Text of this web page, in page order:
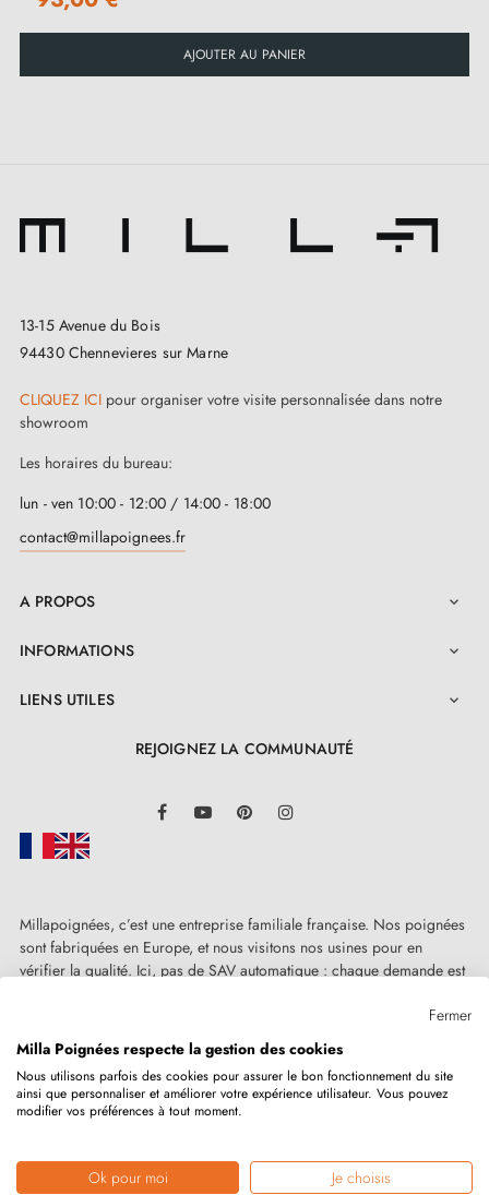
AJOUTER AU PANIER
13-15 Avenue du Bois
94430 Chennevieres sur Marne
CLIQUEZ ICI pour organiser votre visite personnalisée dans notre
showroom
Les horaires du bureau:
lun - ven 10:00 - 12:00 / 14:00 - 18:00
contact@millapoignees.fr
A PROPOS 
INFORMATIONS 
LIENS UTILES 
REJOIGNEZ LA COMMUNAUTÉ
FacebookYouTube Pinterest
Millapoignées, c’est une entreprise familiale française. Nos poignées
sont fabriquées en Europe, et nous visitons nos usines pour en
vérifier la qualité. Ici, pas de SAV automatique : chaque demande est
Copyright © 2026MILLA POIGNEESTous droits réservés.
Marchand approuvé par la Société des Avis Garantis,cliquez ici pour
Fermer
Milla Poignées respecte la gestion des cookies
Nous utilisons parfois des cookies pour assurer le bon fonctionnement du site
ainsi que personnaliser et améliorer votre expérience utilisateur. Vous pouvez
modifier vos préférences à tout moment.
Ok pour moi Je choisis